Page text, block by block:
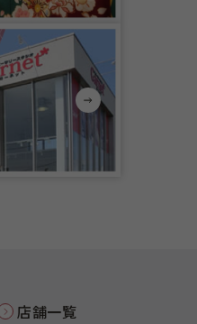
店舗一覧